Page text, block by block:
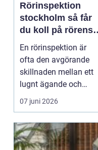
Rörinspektion
stockholm så får
du koll på rörens
verkliga skick
En rörinspektion är
ofta den avgörande
skillnaden mellan ett
lugnt ägande och
akuta vattenskador. I ...
07 juni 2026